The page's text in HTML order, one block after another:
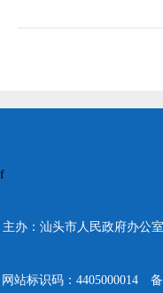
主办：汕头市人民政府办公室
网站标识码：4405000014
f